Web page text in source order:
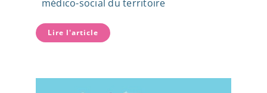
médico-social du territoire
Lire l'article